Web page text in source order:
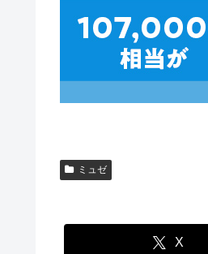
ミュゼ
X